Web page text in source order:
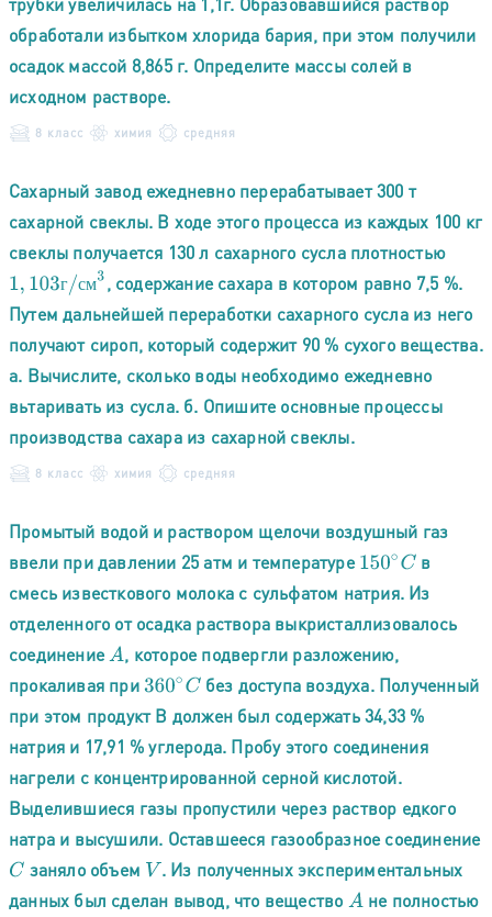
обработали избытком хлорида бария, при этом получили
осадок массой 8,865 г. Определите массы солей в
исходном растворе.
8 класс химия средняя
Сахарный завод ежедневно перерабатывает 300 т
сахарной свеклы. В ходе этого процесса из каждых 100 кг
свеклы получается 130 л сахарного сусла плотностью
г см
1 ,103г/см3
, содержание сахара в котором равно 7,5 %.
Путем дальнейшей переработки сахарного сусла из него
получают сироп, который содержит 90 % сухого вещества.
а. Вычислите, сколько воды необходимо ежедневно
вьтаривать из сусла. б. Опишите основные процессы
производства сахара из сахарной свеклы.
8 класс химия средняя
Промытый водой и раствором щелочи воздушный газ
ввели при давлении 25 атм и температуре150∘C в
смесь известкового молока с сульфатом натрия. Из
отделенного от осадка раствора выкристаллизовалось
соединениеA , которое подвергли разложению,
прокаливая при360∘C без доступа воздуха. Полученный
при этом продукт В должен был содержать 34,33 %
натрия и 17,91 % углерода. Пробу этого соединения
нагрели с концентрированной серной кислотой.
Выделившиеся газы пропустили через раствор едкого
натра и высушили. Оставшееся газообразное соединение
C заняло объем V . Из полученных экспериментальных
данных был сделан вывод, что вещество A не полностью